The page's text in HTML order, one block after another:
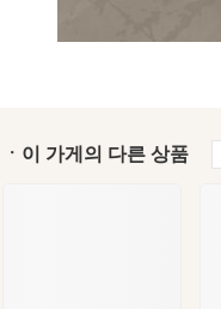
ㆍ이 가게의 다른 상품